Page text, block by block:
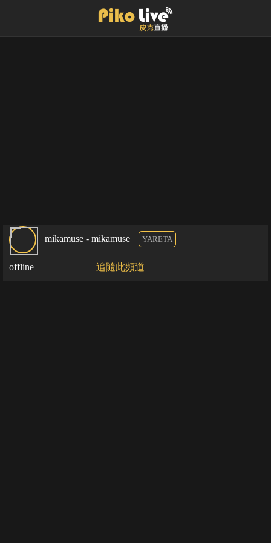
mikamuse - mikamuse YARETA
offline 追隨此頻道